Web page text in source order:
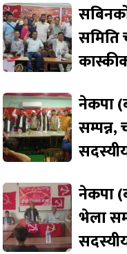
समिति
नेकपा
सम्पन्न,
नेकपा
भेला